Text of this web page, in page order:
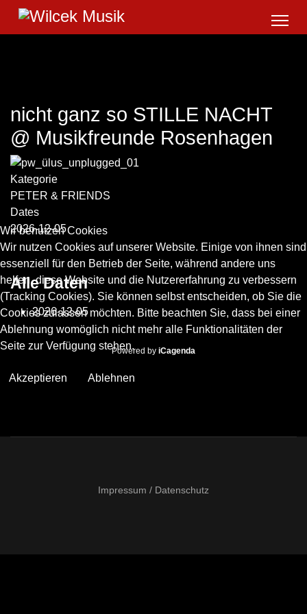
nicht ganz so STILLE NACHT
@ Musikfreunde Rosenhagen
Kategorie
PETER & FRIENDS
Dates
2026-12-05
Alle Daten
2026-12-05
Powered by iCagenda
Impressum / Datenschutz
Wir benutzen Cookies
Wir nutzen Cookies auf unserer Website. Einige von ihnen sind
essenziell für den Betrieb der Seite, während andere uns
helfen, diese Website und die Nutzererfahrung zu verbessern
(Tracking Cookies). Sie können selbst entscheiden, ob Sie die
Cookies zulassen möchten. Bitte beachten Sie, dass bei einer
Ablehnung womöglich nicht mehr alle Funktionalitäten der
Seite zur Verfügung stehen.
Akzeptieren Ablehnen